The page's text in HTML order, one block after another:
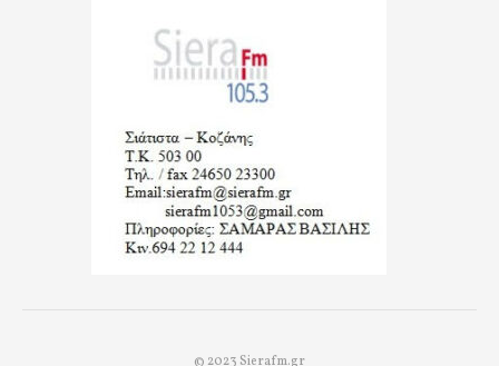
© 2023 Sierafm.gr